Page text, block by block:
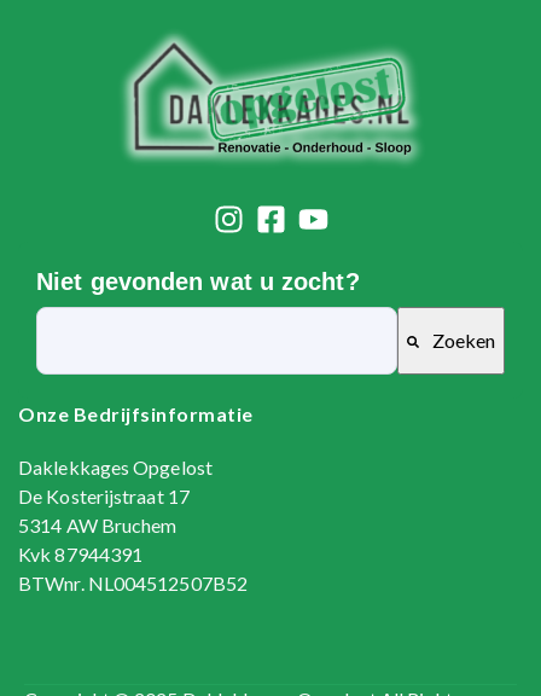
Niet gevonden wat u zocht?
Zoeken
Onze Bedrijfsinformatie
Daklekkages Opgelost
De Kosterijstraat 17
5314 AW Bruchem
Kvk 87944391
BTWnr. NL004512507B52